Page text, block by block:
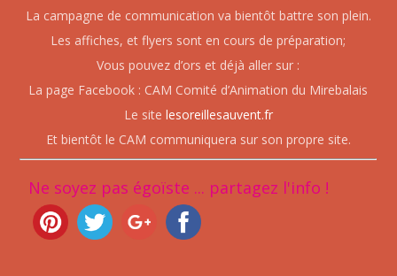
La campagne de communication va bientôt battre son plein.
Les affiches, et flyers sont en cours de préparation;
Vous pouvez d’ors et déjà aller sur :
La page Facebook : CAM Comité d’Animation du Mirebalais
Le site lesoreillesauvent.fr
Et bientôt le CAM communiquera sur son propre site.
Ne soyez pas égoïste ... partagez l'info !